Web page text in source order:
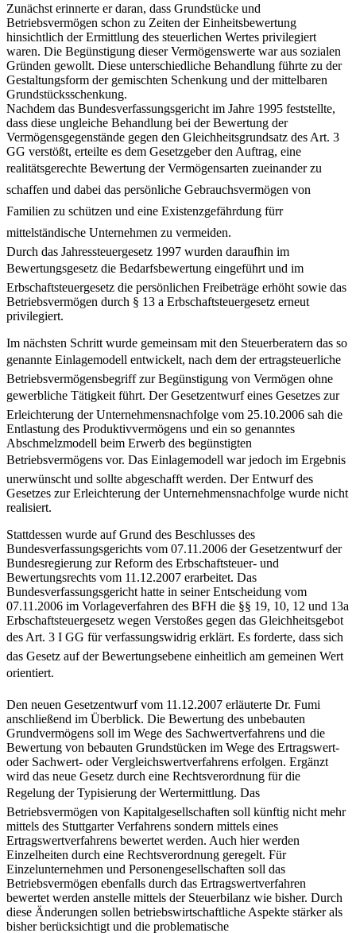
Zunächst erinnerte er daran, dass Grundstücke und
Betriebsvermögen schon zu Zeiten der Einheitsbewertung
hinsichtlich der Ermittlung des steuerlichen Wertes privilegiert
waren. Die Begünstigung dieser Vermögenswerte war aus sozialen
Gründen gewollt. Diese unterschiedliche Behandlung führte zu der
Gestaltungsform der gemischten Schenkung und der mittelbaren
Grundstücksschenkung.
Nachdem das Bundesverfassungsgericht im Jahre 1995 feststellte,
dass diese ungleiche Behandlung bei der Bewertung der
Vermögensgegenstände gegen den Gleichheitsgrundsatz des Art. 3
GG verstößt, erteilte es dem Gesetzgeber den Auftrag, eine
realitätsgerechte Bewertung der Vermögensarten zueinander zu
schaffen und dabei das persönliche Gebrauchsvermögen von
Familien zu schützen und eine Existenzgefährdung fürr
mittelständische Unternehmen zu vermeiden.
Durch das Jahressteuergesetz 1997 wurden daraufhin im
Bewertungsgesetz die Bedarfsbewertung eingeführt und im
Erbschaftsteuergesetz die persönlichen Freibeträge erhöht sowie das
Betriebsvermögen durch § 13 a Erbschaftsteuergesetz erneut
privilegiert.
Im nächsten Schritt wurde gemeinsam mit den Steuerberatern das so
genannte Einlagemodell entwickelt, nach dem der ertragsteuerliche
Betriebsvermögensbegriff zur Begünstigung von Vermögen ohne
gewerbliche Tätigkeit führt. Der Gesetzentwurf eines Gesetzes zur
Erleichterung der Unternehmensnachfolge vom 25.10.2006 sah die
Entlastung des Produktivvermögens und ein so genanntes
Abschmelzmodell beim Erwerb des begünstigten
Betriebsvermögens vor. Das Einlagemodell war jedoch im Ergebnis
unerwünscht und sollte abgeschafft werden. Der Entwurf des
Gesetzes zur Erleichterung der Unternehmensnachfolge wurde nicht
realisiert.
Stattdessen wurde auf Grund des Beschlusses des
Bundesverfassungsgerichts vom 07.11.2006 der Gesetzentwurf der
Bundesregierung zur Reform des Erbschaftsteuer- und
Bewertungsrechts vom 11.12.2007 erarbeitet. Das
Bundesverfassungsgericht hatte in seiner Entscheidung vom
07.11.2006 im Vorlageverfahren des BFH die §§ 19, 10, 12 und 13a
Erbschaftsteuergesetz wegen Verstoßes gegen das Gleichheitsgebot
des Art. 3 I GG für verfassungswidrig erklärt. Es forderte, dass sich
das Gesetz auf der Bewertungsebene einheitlich am gemeinen Wert
orientiert.
Den neuen Gesetzentwurf vom 11.12.2007 erläuterte Dr. Fumi
anschließend im Überblick. Die Bewertung des unbebauten
Grundvermögens soll im Wege des Sachwertverfahrens und die
Bewertung von bebauten Grundstücken im Wege des Ertragswert-
oder Sachwert- oder Vergleichswertverfahrens erfolgen. Ergänzt
wird das neue Gesetz durch eine Rechtsverordnung für die
Regelung der Typisierung der Wertermittlung. Das
Betriebsvermögen von Kapitalgesellschaften soll künftig nicht mehr
mittels des Stuttgarter Verfahrens sondern mittels eines
Ertragswertverfahrens bewertet werden. Auch hier werden
Einzelheiten durch eine Rechtsverordnung geregelt. Für
Einzelunternehmen und Personengesellschaften soll das
Betriebsvermögen ebenfalls durch das Ertragswertverfahren
bewertet werden anstelle mittels der Steuerbilanz wie bisher. Durch
diese Änderungen sollen betriebswirtschaftliche Aspekte stärker als
bisher berücksichtigt und die problematische